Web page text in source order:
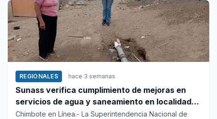
REGIONALES hace 3 semanas
Sunass verifica cumplimiento de mejoras en
servicios de agua y saneamiento en localidades
de Áncash
Chimbote en Línea.- La Superintendencia Nacional de